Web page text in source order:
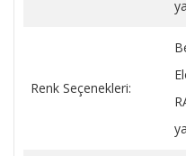
Renk Seçenekleri: